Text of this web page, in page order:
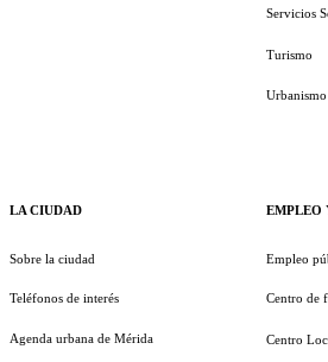
LA CIUDAD
Sobre la ciudad
Teléfonos de interés
Agenda urbana de Mérida
Servicios
Turismo
EMPLEO
Empleo
Centro de
Centro